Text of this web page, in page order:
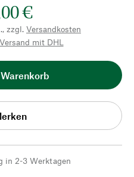
€
zzgl. Versandkosten
mit DHL
in 2-3 Werktagen